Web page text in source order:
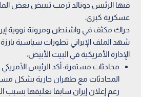
فيها الرئيس دونالد ترمب تبييض بعض
عسكرية كبرى.
حراك مكثف في واشنطن ومرونة نووية
شهد الملف الإيراني تطورات سياسية
الإدارة الأمريكية في البيت الأبيض:
محادثات مستمرة: أكد الرئيس
المحادثات مع طهران جارية بشكل
رغم إعلان إيران سابقا تعليقها بسبب